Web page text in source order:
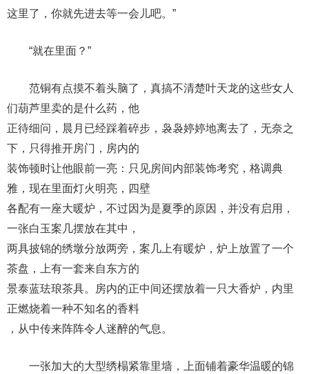
这里了，你就先进去等一会儿吧。”
“就在里面？”
范铜有点摸不着头脑了，真搞不清楚叶天龙的这些女人
们葫芦里卖的是什么药，他
正待细问，晨月已经踩着碎步，袅袅婷婷地离去了，无奈之
下，只得推开房门，房内的
装饰顿时让他眼前一亮：只见房间内部装饰考究，格调典
雅，现在里面灯火明亮，四壁
各配有一座大暖炉，不过因为是夏季的原因，并没有启用，
一张白玉案几摆放在其中，
两具披锦的绣墩分放两旁，案几上有暖炉，炉上放置了一个
茶盘，上有一套来自东方的
景泰蓝珐琅茶具。房内的正中间还摆放着一只大香炉，内里
正燃烧着一种不知名的香料
，从中传来阵阵令人迷醉的气息。
一张加大的大型绣榻紧靠里墙，上面铺着豪华温暖的锦